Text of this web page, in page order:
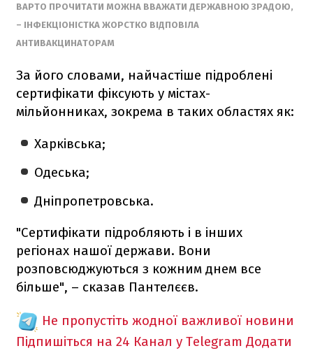
ВАРТО ПРОЧИТАТИ МОЖНА ВВАЖАТИ ДЕРЖАВНОЮ ЗРАДОЮ,
– ІНФЕКЦІОНІСТКА ЖОРСТКО ВІДПОВІЛА
АНТИВАКЦИНАТОРАМ
За його словами, найчастіше підроблені
сертифікати фіксують у містах-
мільйонниках, зокрема в таких областях як:
Харківська;
Одеська;
Дніпропетровська.
"Сертифікати підробляють і в інших
регіонах нашої держави. Вони
розповсюджуються з кожним днем все
більше", – сказав Пантелєєв.
Не пропустіть жодної важливої новини
Підпишіться на 24 Канал у Telegram Додати